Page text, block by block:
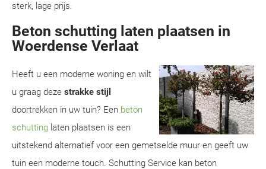
sterk, lage prijs.
Beton schutting laten plaatsen in
Woerdense Verlaat
Heeft u een moderne woning en wilt
u graag deze strakke stijl
doortrekken in uw tuin? Een beton
schutting laten plaatsen is een
uitstekend alternatief voor een gemetselde muur en geeft uw
tuin een moderne touch. Schutting Service kan beton